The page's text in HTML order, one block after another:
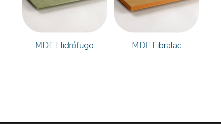
MDF Hidrófugo MDF Fibralac